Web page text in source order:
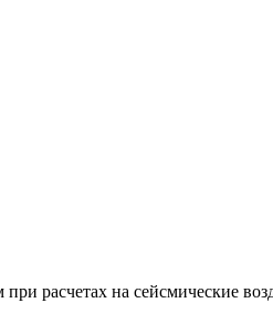
расчетах на сейсмические